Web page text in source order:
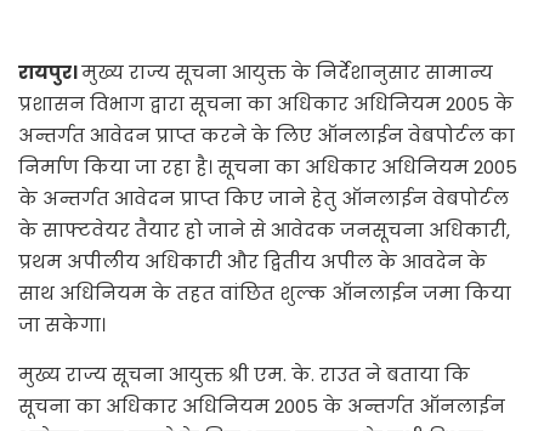
रायपुर।मुख्य राज्य सूचना आयुक्त के निर्देशानुसार सामान्य
प्रशासन विभाग द्वारा सूचना का अधिकार अधिनियम 2005 के
अन्तर्गत आवेदन प्राप्त करने के लिए ऑनलाईन वेबपोर्टल का
निर्माण किया जा रहा है। सूचना का अधिकार अधिनियम 2005
के अन्तर्गत आवेदन प्राप्त किए जाने हेतु ऑनलाईन वेबपोर्टल
के साफ्टवेयर तैयार हो जाने से आवेदक जनसूचना अधिकारी,
प्रथम अपीलीय अधिकारी और द्वितीय अपील के आवदेन के
साथ अधिनियम के तहत वांछित शुल्क ऑनलाईन जमा किया
जा सकेगा।
मुख्य राज्य सूचना आयुक्त श्री एम. के. राउत ने बताया कि
सूचना का अधिकार अधिनियम 2005 के अन्तर्गत ऑनलाईन